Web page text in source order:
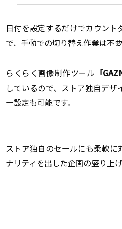
日付を設定するだけでカウント
で、手動での切り替え作業は不要
らくらく画像制作ツール 「
しているので、ストア独自デザ
ー設定も可能です。
ストア独自のセールにも柔軟に
ナリティを出した企画の盛り上げ